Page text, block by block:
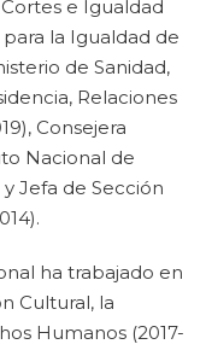
e Igualdad
la Igualdad de
de Sanidad,
Relaciones
Consejera
Nacional de
Jefa de Sección
ha trabajado en
Cultural, la
Humanos (2017-